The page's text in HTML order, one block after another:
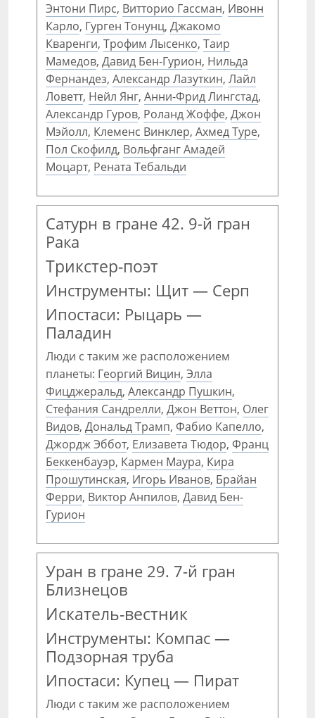
Энтони Пирс, Витторио Гассман, Ивонн
Карло, Гурген Тонунц, Джакомо
Кваренги, Трофим Лысенко, Таир
Мамедов, Давид Бен-Гурион, Нильда
Фернандез, Александр Лазуткин, Лайл
Ловетт, Нейл Янг, Анни-Фрид Лингстад,
Александр Гуров, Роланд Жоффе, Джон
Мэйолл, Клеменс Винклер, Ахмед Туре,
Пол Скофилд, Вольфганг Амадей
Моцарт, Рената Тебальди
Сатурн в гране 42. 9-й гран
Рака
Трикстер-поэт
Инструменты: Щит — Серп
Ипостаси: Рыцарь —
Паладин
Люди с таким же расположением
планеты: Георгий Вицин, Элла
Фицджеральд, Александр Пушкин,
Стефания Сандрелли, Джон Веттон, Олег
Видов, Дональд Трамп, Фабио Капелло,
Джордж Эббот, Елизавета Тюдор, Франц
Беккенбауэр, Кармен Маура, Кира
Прошутинская, Игорь Иванов, Брайан
Ферри, Виктор Анпилов, Давид Бен-
Гурион
Уран в гране 29. 7-й гран
Близнецов
Искатель-вестник
Инструменты: Компас —
Подзорная труба
Ипостаси: Купец — Пират
Люди с таким же расположением